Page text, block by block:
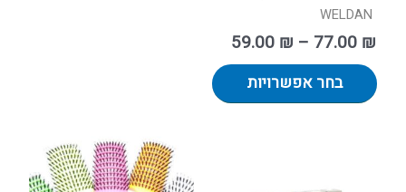
יש
WELDAN
59.00 ₪ – 77.00 ₪
בחר אפשרויות